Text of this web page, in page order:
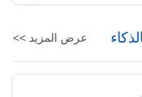
عرض المزيد >>